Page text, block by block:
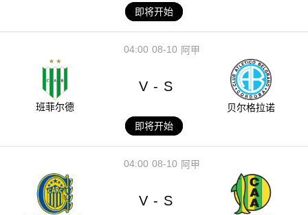
即将开始
08-10
04:00 阿甲
班菲尔德
V - S
贝尔格拉诺
即将开始
08-10
04:00 阿甲
V - S